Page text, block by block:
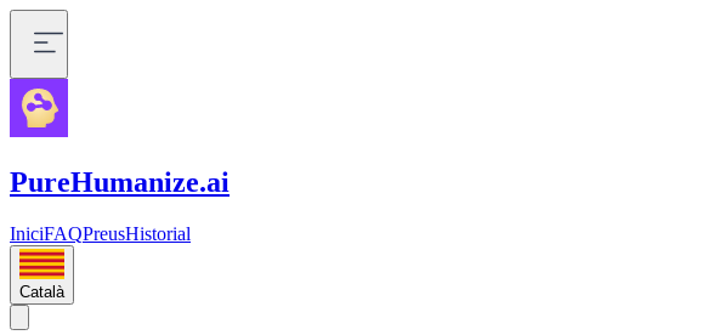
PureHumanize.ai
IniciFAQPreusHistorial
Català